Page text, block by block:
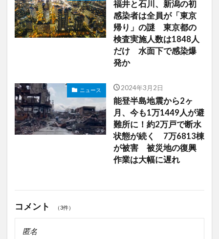
福井と石川、新潟の初
感染者は全員が「東京
帰り」の謎 東京都の
検査実施人数は1848人
だけ 水面下で感染爆
発か
ニュース 2024年3月2日
能登半島地震から2ヶ
月、今も1万1449人が避
難所に！約2万戸で断水
状態が続く 7万6813棟
が被害 被災地の復興
作業は大幅に遅れ
コメント （3件）
匿名